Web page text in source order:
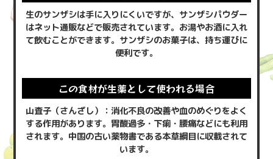
生のサンザシは手に入りにくいですが、サンザシパウダー
はネット通販などで販売されています。お湯やお酒に入れ
て飲むことができます。サンザシのお菓子は、持ち運びに
便利です。
この食材が生薬として使われる場合
山査子（さんざし）：消化不良の改善や血のめぐりをよく
する作用があります。胃酸過多・下痢・腰痛などにも利用
されます。中国の古い薬物書である本草綱目に収載されて
います。